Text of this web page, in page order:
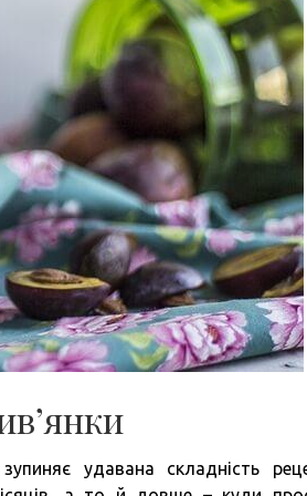
удавана складність